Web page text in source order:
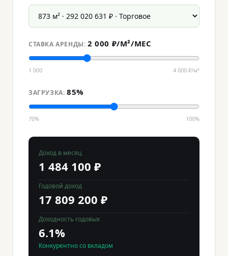
СТАВКА АРЕНДЫ: 2 000 ₽/М²/МЕС
1 000 4 000 ₽/м²
ЗАГРУЗКА: 85%
70% 100%
Доход в месяц
1 484 100 ₽
Годовой доход
17 809 200 ₽
Доходность годовых
6.1%
Конкурентно со вкладом